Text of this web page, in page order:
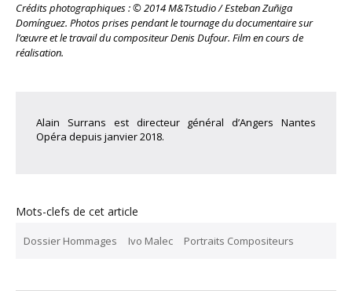
Crédits photographiques : © 2014 M&Tstudio / Esteban Zuñiga
Domínguez. Photos prises pendant le tournage du documentaire sur
l’œuvre et le travail du compositeur Denis Dufour. Film en cours de
réalisation.
Alain Surrans est directeur général d’Angers Nantes
Opéra depuis janvier 2018.
Mots-clefs de cet article
Dossier Hommages Ivo Malec Portraits Compositeurs